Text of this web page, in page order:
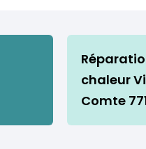
chaleur
Comte